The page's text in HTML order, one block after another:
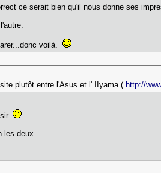
ce serait bien qu'il nous donne ses
voilà.
plutôt entre l'Asus et l' IIyama ( http://
les deux.